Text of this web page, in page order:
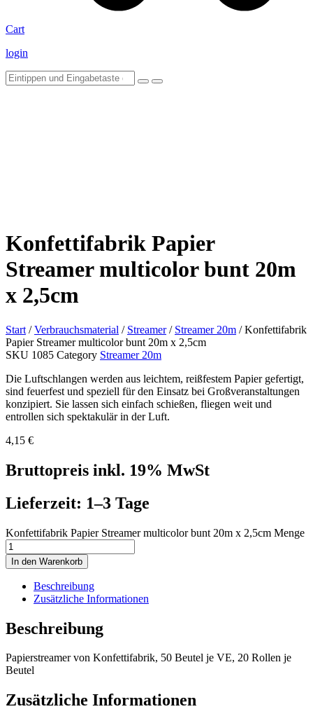
Cart
login
Konfettifabrik Papier
Streamer multicolor bunt 20m
x 2,5cm
Start /Verbrauchsmaterial / Streamer/ Streamer 20m / Konfettifabrik
Papier Streamer multicolor bunt 20m x 2,5cm
SKU 1085 Category Streamer 20m
Die Luftschlangen werden aus leichtem, reißfestem Papier gefertigt,
sind feuerfest und speziell für den Einsatz bei Großveranstaltungen
konzipiert. Sie lassen sich einfach schießen, fliegen weit und
entrollen sich spektakulär in der Luft.
4,15 €
Bruttopreis inkl. 19% MwSt
Lieferzeit: 1–3 Tage
Konfettifabrik Papier Streamer multicolor bunt 20m x 2,5cm Menge
In den Warenkorb
Beschreibung
Zusätzliche Informationen
Beschreibung
Papierstreamer von Konfettifabrik, 50 Beutel je VE, 20 Rollen je
Beutel
Zusätzliche Informationen